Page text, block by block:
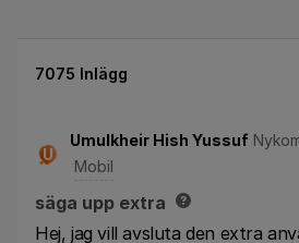
7075 Inlägg
U
Umulkheir Hish Yussuf
Mobil
säga upp extra
Hej, jag vill avsluta den extra